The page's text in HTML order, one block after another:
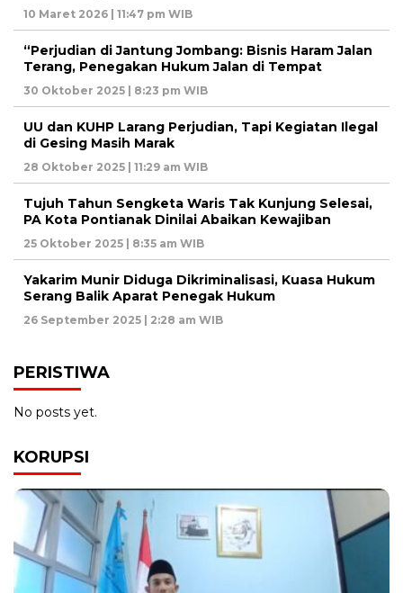
10 Maret 2026 | 11:47 pm WIB
“Perjudian di Jantung Jombang: Bisnis Haram Jalan
Terang, Penegakan Hukum Jalan di Tempat
30 Oktober 2025 | 8:23 pm WIB
UU dan KUHP Larang Perjudian, Tapi Kegiatan Ilegal
di Gesing Masih Marak
28 Oktober 2025 | 11:29 am WIB
Tujuh Tahun Sengketa Waris Tak Kunjung Selesai,
PA Kota Pontianak Dinilai Abaikan Kewajiban
25 Oktober 2025 | 8:35 am WIB
Yakarim Munir Diduga Dikriminalisasi, Kuasa Hukum
Serang Balik Aparat Penegak Hukum
26 September 2025 | 2:28 am WIB
PERISTIWA
No posts yet.
KORUPSI